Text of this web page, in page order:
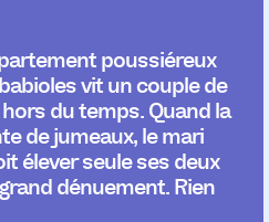
poussiéreux
vit un couple de
du temps. Quand la
de jumeaux, le mari
élever seule ses deux
dénuement. Rien